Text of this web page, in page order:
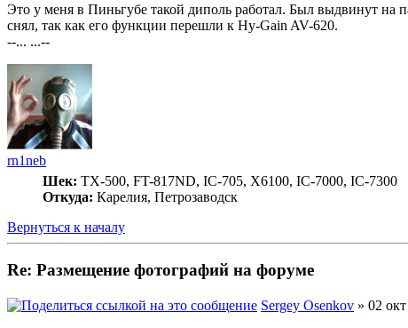
Это у меня в Пиньгубе такой диполь работал. Был выдвинут на
снял, так как его функции перешли к Hy-Gain AV-620.
--... ...--
rn1neb
Шек: TX-500, FT-817ND, IC-705, X6100, IC-7000, IC-7300
Откуда: Карелия, Петрозаводск
Вернуться к началу
Re: Размещение фотографий на форуме
Sergey Osenkov » 02